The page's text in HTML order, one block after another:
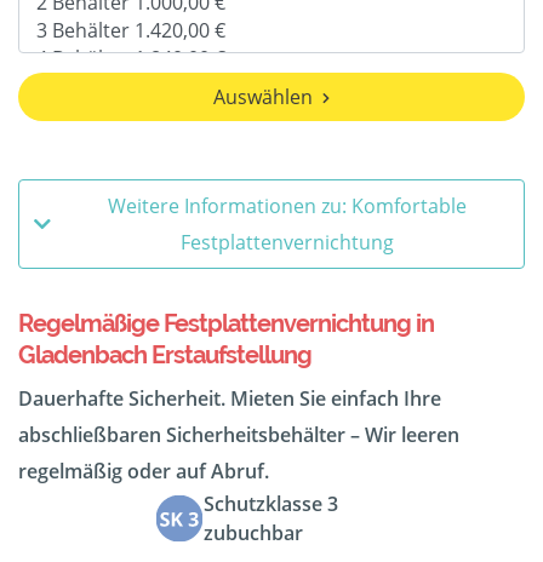
Auswählen
Weitere Informationen zu: Komfortable
Festplattenvernichtung
Regelmäßige Festplattenvernichtung in
Gladenbach Erstaufstellung
Dauerhafte Sicherheit. Mieten Sie einfach Ihre
abschließbaren Sicherheitsbehälter – Wir leeren
regelmäßig oder auf Abruf.
Schutzklasse 3
zubuchbar